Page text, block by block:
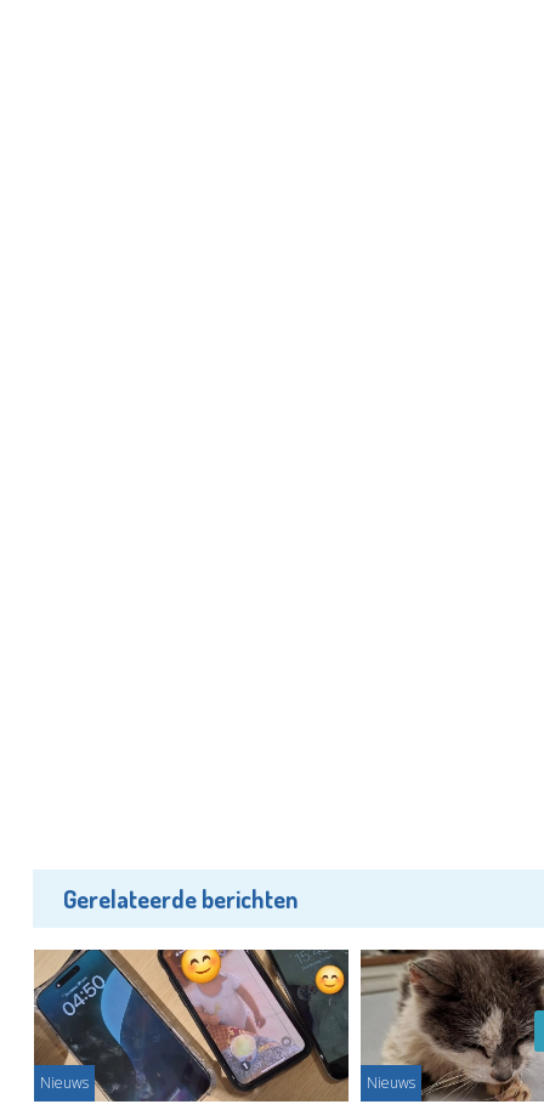
Gerelateerde berichten
Nieuws Nieuws